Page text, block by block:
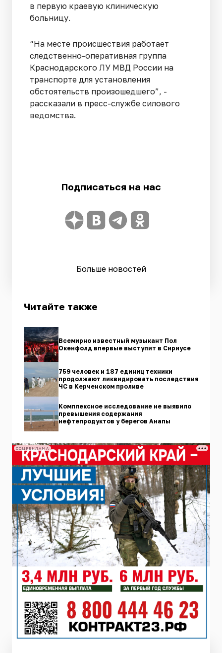
в первую краевую клиническую
больницу.
“На месте происшествия работает
следственно-оперативная группа
Краснодарского ЛУ МВД России на
транспорте для установления
обстоятельств произошедшего”, -
рассказали в пресс-службе силового
ведомства.
Подписаться на нас
Больше новостей
Читайте также
Всемирно известный музыкант Пол
Окенфолд впервые выступит в Сириусе
759 человек и 187 единиц техники
продолжают ликвидировать последствия
ЧС в Керченском проливе
Комплексное исследование не выявило
превышения содержания
нефтепродуктов у берегов Анапы
СОЦРЕКЛАМА